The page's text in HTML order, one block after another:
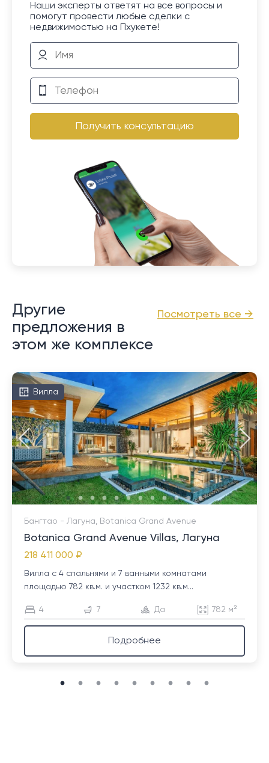
Наши эксперты ответят на все вопросы и
помогут провести любые сделки с
недвижимостью на Пхукете!
Получить консультацию
Посмотреть все →
Другие
предложения в
этом же комплексе
Вилла
Бангтао - Лагуна, Botanica Grand Avenue
Botanica Grand Avenue Villas, Лагуна
218 411 000 ₽
Вилла с 4 спальнями и 7 ванными комнатами
площадью 782 кв.м. и участком 1232 кв.м...
4 7 Да 782 м²
Подробнее